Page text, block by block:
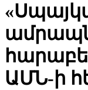
ԱՄՆ-ի